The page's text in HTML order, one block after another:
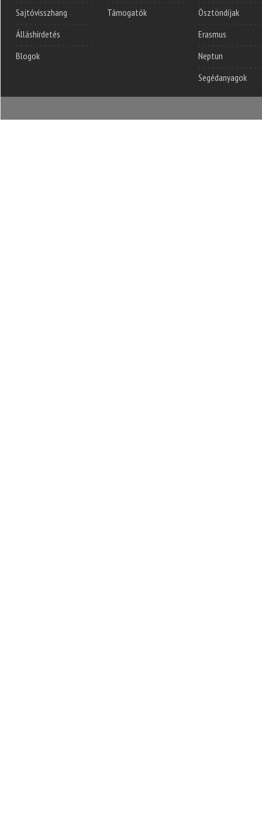
Sajtóvisszhang
Álláshirdetés
Blogok
Támogatók
Ösztöndíjak
Erasmus
Neptun
Segédanyagok